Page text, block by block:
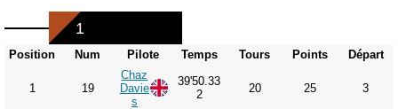
1
Position Num Pilote Temps Tours Points Départ
1 19
Chaz
Davie
s
39'50.33
2
20 25 3